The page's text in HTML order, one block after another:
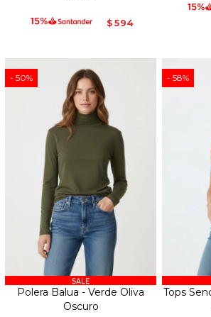
$ 594
50
Polera Balua - Verde Oliva
Oscuro
58
Tops